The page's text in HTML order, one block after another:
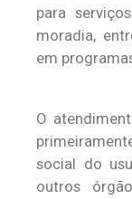
para
moradia,
em
O
social do
outros